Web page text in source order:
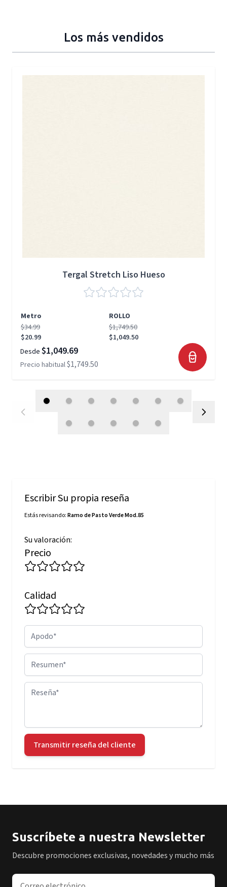
Los más vendidos
Tergal Stretch Liso Hueso
Metro
ROLLO
$34.99
$20.99
$1,749.50
$1,049.50
Desde $1,049.69
Precio habitual$1,749.50
Escribir Su propia reseña
Estás revisando:Ramo de Pasto Verde Mod.85
Su valoración:
Precio
Calidad
Apodo
Resumen
Reseña
Transmitir reseña del cliente
Suscríbete a nuestra Newsletter
Descubre promociones exclusivas, novedades y mucho más
Dirección de correo electrónico